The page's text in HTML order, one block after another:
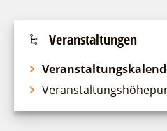
Veranstaltungen